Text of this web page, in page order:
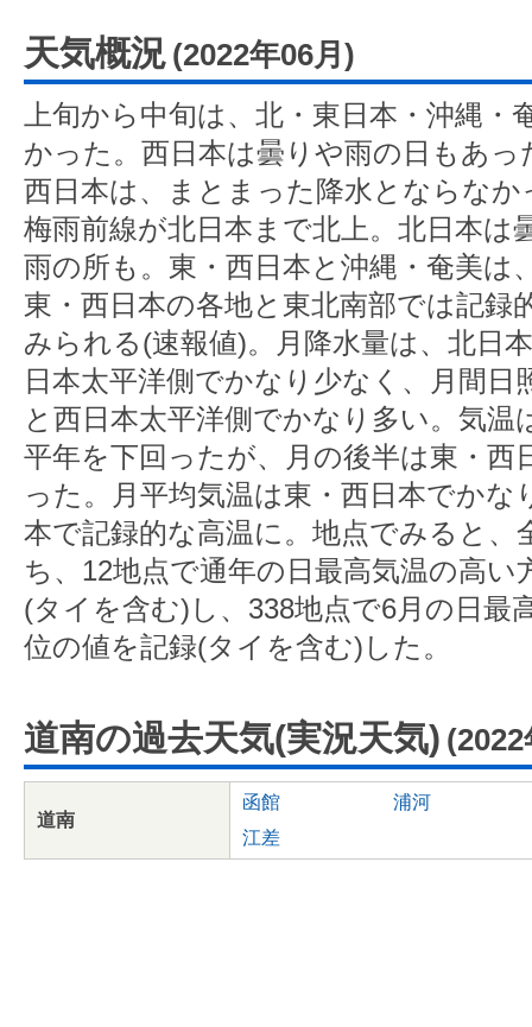
天気概況 (2022年06月)
上旬から中旬は、北・東日本・沖縄・
かった。西日本は曇りや雨の日もあ
西日本は、まとまった降水とならな
梅雨前線が北日本まで北上。北日本は
雨の所も。東・西日本と沖縄・奄美は
東・西日本の各地と東北南部では記録
みられる(速報値)。月降水量は、北日
日本太平洋側でかなり少なく、月間日
と西日本太平洋側でかなり多い。気温
平年を下回ったが、月の後半は東・西
った。月平均気温は東・西日本でかな
本で記録的な高温に。地点でみると、
ち、12地点で通年の日最高気温の高い
(タイを含む)し、338地点で6月の日最
位の値を記録(タイを含む)した。
道南の過去天気(実況天気)
道南
函館
浦河
江差